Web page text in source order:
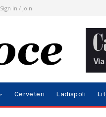
Sign in / Join
Cerveteri Ladispoli